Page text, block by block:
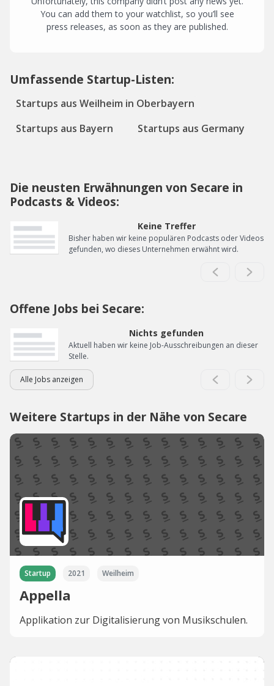
You can add them to your watchlist, so you’ll see
press releases, as soon as they are published.
Umfassende Startup-Listen:
Startups aus Weilheim in Oberbayern
Startups aus Bayern
Startups aus Germany
Die neusten Erwähnungen von Secare in
Podcasts & Videos:
Keine Treffer
Bisher haben wir keine populären Podcasts oder Videos
gefunden, wo dieses Unternehmen erwähnt wird.
Offene Jobs bei Secare:
Nichts gefunden
Aktuell haben wir keine Job-Ausschreibungen an dieser
Stelle.
Alle Jobs anzeigen
Weitere Startups in der Nähe von Secare
Startup 2021 Weilheim
Appella
Applikation zur Digitalisierung von Musikschulen.